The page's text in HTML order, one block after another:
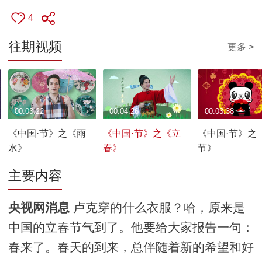
4
往期视频 更多 >
《中国·节》之《雨
水》
00:03:22
《中国·节》之《立
春》
00:04:26
《中国·节》之
节》
00:03:38
主要内容
央视网消息 卢克穿的什么衣服？哈，原来是
中国的立春节气到了。他要给大家报告一句：
春来了。春天的到来，总伴随着新的希望和好